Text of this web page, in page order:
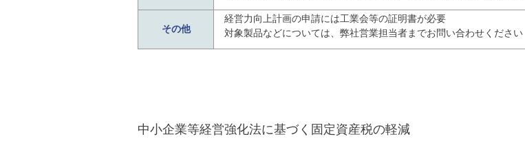
その他
経営力向上計画の申請には工業会等の証明書が必要
対象製品などについては、弊社営業担当者までお問い合わせください
中小企業等経営強化法に基づく固定資産税の軽減